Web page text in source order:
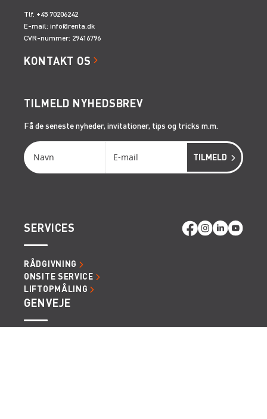
Tlf. +45 70206242
E-mail: info@renta.dk
CVR-nummer: 29416796
KONTAKT OS
TILMELD NYHEDSBREV
Få de seneste nyheder, invitationer, tips og tricks m.m.
SERVICES
RÅDGIVNING
ONSITE SERVICE
LIFTOPMÅLING
GENVEJE